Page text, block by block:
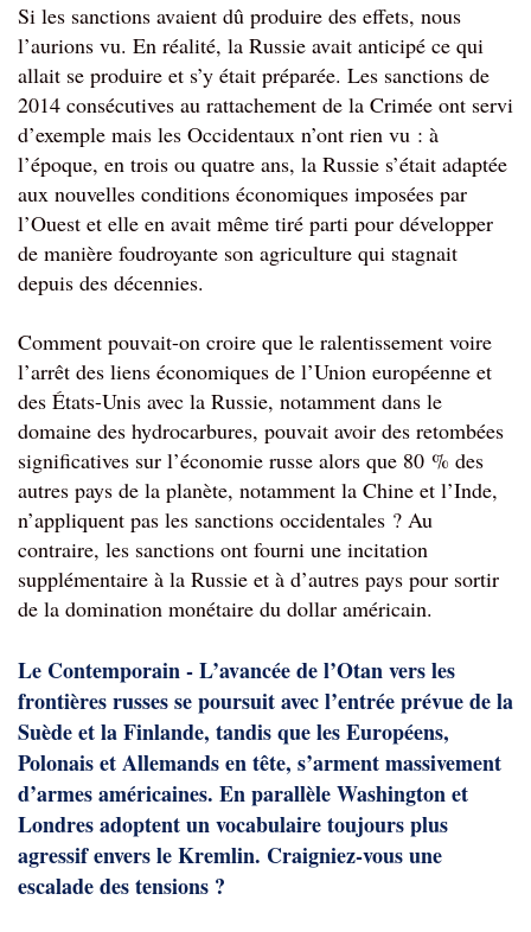
Si les sanctions avaient dû produire des effets, nous
l’aurions vu. En réalité, la Russie avait anticipé ce qui
allait se produire et s’y était préparée. Les sanctions de
2014 consécutives au rattachement de la Crimée ont servi
d’exemple mais les Occidentaux n’ont rien vu : à
l’époque, en trois ou quatre ans, la Russie s’était adaptée
aux nouvelles conditions économiques imposées par
l’Ouest et elle en avait même tiré parti pour développer
de manière foudroyante son agriculture qui stagnait
depuis des décennies.
Comment pouvait-on croire que le ralentissement voire
l’arrêt des liens économiques de l’Union européenne et
des États-Unis avec la Russie, notamment dans le
domaine des hydrocarbures, pouvait avoir des retombées
significatives sur l’économie russe alors que 80 % des
autres pays de la planète, notamment la Chine et l’Inde,
n’appliquent pas les sanctions occidentales ? Au
contraire, les sanctions ont fourni une incitation
supplémentaire à la Russie et à d’autres pays pour sortir
de la domination monétaire du dollar américain.
Le Contemporain - L’avancée de l’Otan vers les
frontières russes se poursuit avec l’entrée prévue de la
Suède et la Finlande, tandis que les Européens,
Polonais et Allemands en tête, s’arment massivement
d’armes américaines. En parallèle Washington et
Londres adoptent un vocabulaire toujours plus
agressif envers le Kremlin. Craigniez-vous une
escalade des tensions ?